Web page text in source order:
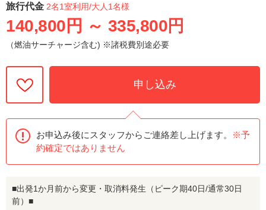
旅行代金 2名1室利用/大人1名様
140,800円 ～ 335,800円
（燃油サーチャージ含む) ※諸税費別途必要
申し込み
お申込み後にスタッフからご連絡差し上げます。
※予
約確定ではありません
■出発1か月前から変更・取消料発生（ピーク期40日/通常30日
前）■